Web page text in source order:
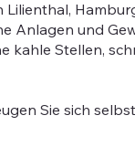
Anlagen und
kahle Stellen,
Sie sich